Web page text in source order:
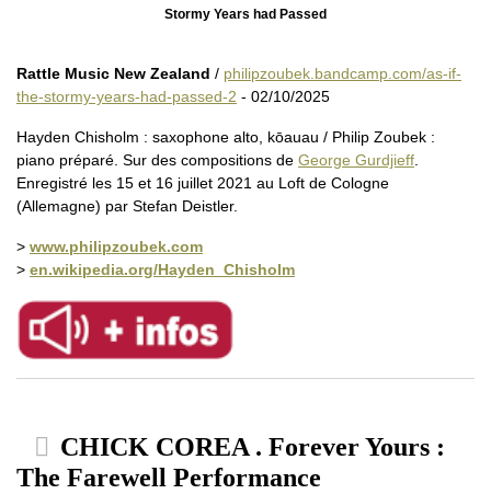
Stormy Years had Passed
Rattle Music New Zealand / philipzoubek.bandcamp.com/as-if-
the-stormy-years-had-passed-2 - 02/10/2025
Hayden Chisholm : saxophone alto, kōauau / Philip Zoubek :
piano préparé. Sur des compositions de George Gurdjieff.
Enregistré les 15 et 16 juillet 2021 au Loft de Cologne
(Allemagne) par Stefan Deistler.
> www.philipzoubek.com
> en.wikipedia.org/Hayden_Chisholm
CHICK COREA . Forever Yours :
The Farewell Performance